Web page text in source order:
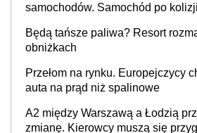
samochodów. Samochód po
producenta
Będą tańsze paliwa? Resort
obniżkach
Przełom na rynku. Europejczycy
auta na prąd niż spalinowe
A2 między Warszawą a Łodzią
zmianę. Kierowcy muszą się